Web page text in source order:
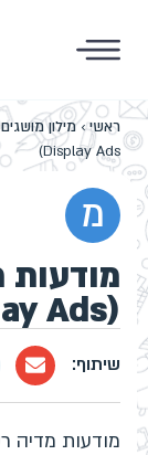
ראשי›מילון מושגים
Display Ads)
מ
מודעות
(Responsive Display Ads)